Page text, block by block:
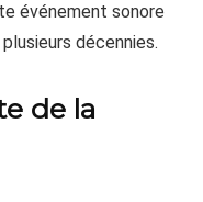
événement sonore
décennies.
de la